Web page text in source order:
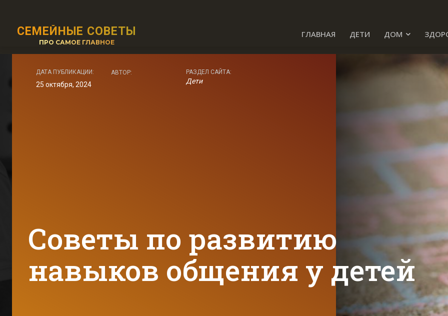
СЕМЕЙНЫЕ СОВЕТЫ
ПРО САМОЕ ГЛАВНОЕ
ГЛАВНАЯ ДЕТИ ДОМ
Советы по развитию
навыков общения у детей
ДАТА ПУБЛИКАЦИИ:
25 октября, 2024
АВТОР: РАЗДЕЛ САЙТА:
Дети